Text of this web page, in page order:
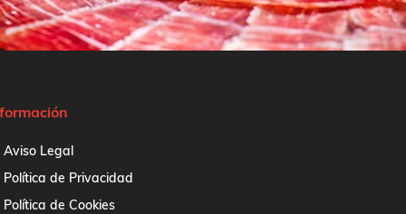
Aviso Legal
Política de Privacidad
Política de Cookies